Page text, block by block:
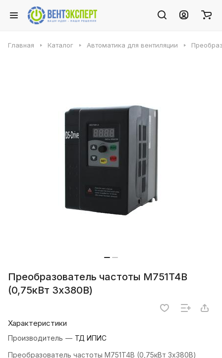
Главная Каталог Автоматика для вентиляции
Преобразователь частоты M751T4B
(0,75кВт 3х380В)
Характеристики
Производитель — ТД ИПИС
Преобразователь частоты M751T4B (0,75кВт 3х380В)